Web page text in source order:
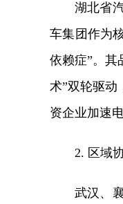
湖北省
车集团作为
依赖症”。其
术”双轮驱动
资企业加速
2. 区域
武汉、